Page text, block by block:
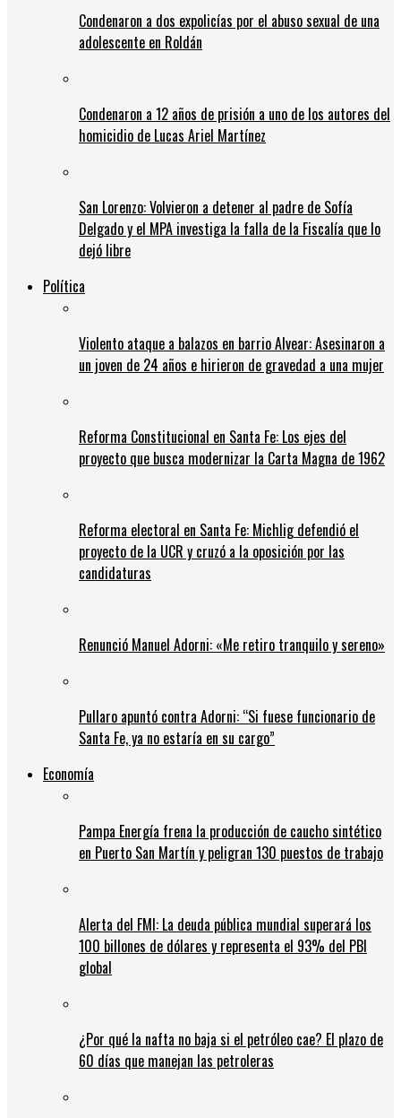
Condenaron a dos expolicías por el abuso sexual de una
adolescente en Roldán
Condenaron a 12 años de prisión a uno de los autores del
homicidio de Lucas Ariel Martínez
San Lorenzo: Volvieron a detener al padre de Sofía
Delgado y el MPA investiga la falla de la Fiscalía que lo
dejó libre
Política
Violento ataque a balazos en barrio Alvear: Asesinaron a
un joven de 24 años e hirieron de gravedad a una mujer
Reforma Constitucional en Santa Fe: Los ejes del
proyecto que busca modernizar la Carta Magna de 1962
Reforma electoral en Santa Fe: Michlig defendió el
proyecto de la UCR y cruzó a la oposición por las
candidaturas
Renunció Manuel Adorni: «Me retiro tranquilo y sereno»
Pullaro apuntó contra Adorni: “Si fuese funcionario de
Santa Fe, ya no estaría en su cargo”
Economía
Pampa Energía frena la producción de caucho sintético
en Puerto San Martín y peligran 130 puestos de trabajo
Alerta del FMI: La deuda pública mundial superará los
100 billones de dólares y representa el 93% del PBI
global
¿Por qué la nafta no baja si el petróleo cae? El plazo de
60 días que manejan las petroleras